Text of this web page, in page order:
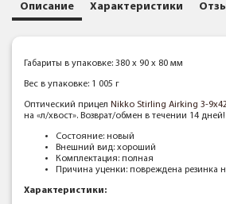
Описание Характеристики
Габариты в упаковке: 380 x 90 x 80 мм
Вес в упаковке: 1 005 г
Оптический прицел Nikko Stirling Airking 3-
на «л/хвост». Возврат/обмен в течении 14 дней!
Состояние: новый
Внешний вид: хороший
Комплектация: полная
Причина уценки: повреждена резинка
Характеристики: